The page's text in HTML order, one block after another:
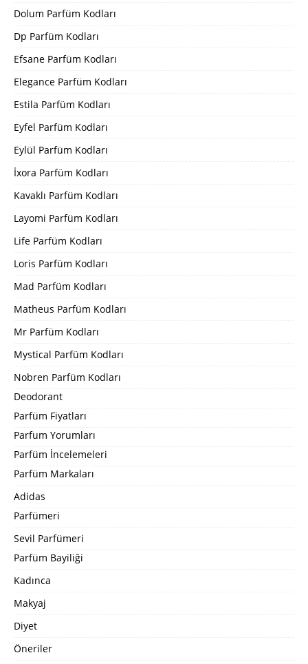
Dolum Parfüm Kodları
Dp Parfüm Kodları
Efsane Parfüm Kodları
Elegance Parfüm Kodları
Estila Parfüm Kodları
Eyfel Parfüm Kodları
Eylül Parfüm Kodları
İxora Parfüm Kodları
Kavaklı Parfüm Kodları
Layomi Parfüm Kodları
Life Parfüm Kodları
Loris Parfüm Kodları
Mad Parfüm Kodları
Matheus Parfüm Kodları
Mr Parfüm Kodları
Mystical Parfüm Kodları
Nobren Parfüm Kodları
Deodorant
Parfüm Fiyatları
Parfum Yorumları
Parfüm İncelemeleri
Parfüm Markaları
Adidas
Parfümeri
Sevil Parfümeri
Parfüm Bayiliği
Kadınca
Makyaj
Diyet
Öneriler